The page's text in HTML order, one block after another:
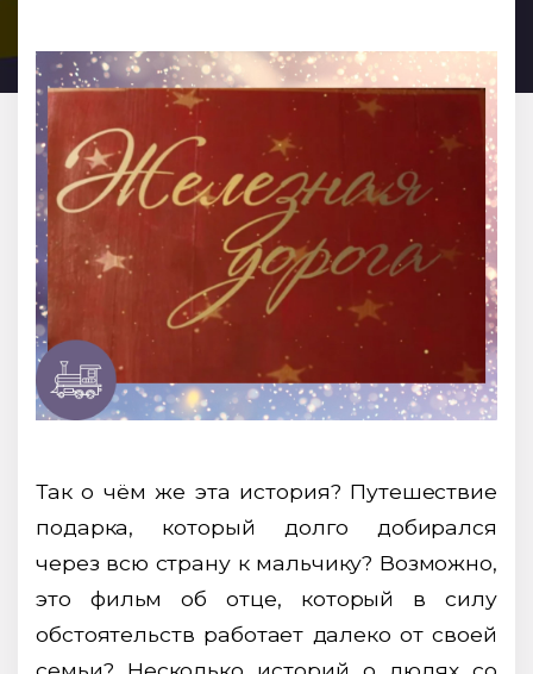
Так о чём же эта история? Путешествие
подарка, который долго добирался
через всю страну к мальчику? Возможно,
это фильм об отце, который в силу
обстоятельств работает далеко от своей